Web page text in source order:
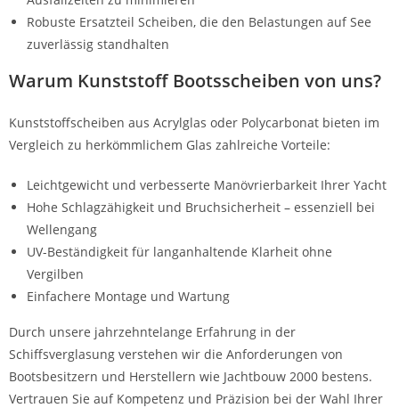
Robuste Ersatzteil Scheiben, die den Belastungen auf See
zuverlässig standhalten
Warum Kunststoff Bootsscheiben von uns?
Kunststoffscheiben aus Acrylglas oder Polycarbonat bieten im
Vergleich zu herkömmlichem Glas zahlreiche Vorteile:
Leichtgewicht und verbesserte Manövrierbarkeit Ihrer Yacht
Hohe Schlagzähigkeit und Bruchsicherheit – essenziell bei
Wellengang
UV-Beständigkeit für langanhaltende Klarheit ohne
Vergilben
Einfachere Montage und Wartung
Durch unsere jahrzehntelange Erfahrung in der
Schiffsverglasung verstehen wir die Anforderungen von
Bootsbesitzern und Herstellern wie Jachtbouw 2000 bestens.
Vertrauen Sie auf Kompetenz und Präzision bei der Wahl Ihrer